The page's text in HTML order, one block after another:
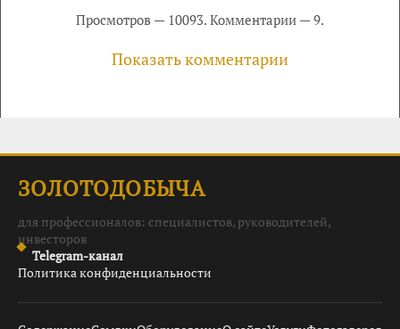
Просмотров — 10093. Комментарии — 9.
Показать комментарии
ЗОЛОТОДОБЫЧА
для профессионалов: специалистов, руководителей,
инвесторов
Telegram-канал
Политика конфиденциальности